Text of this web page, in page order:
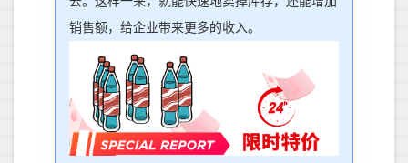
销售额，给企业带来更多的收入。